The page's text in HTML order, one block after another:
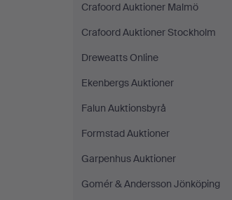
Crafoord Auktioner Malmö
Crafoord Auktioner Stockholm
Dreweatts Online
Ekenbergs Auktioner
Falun Auktionsbyrå
Formstad Auktioner
Garpenhus Auktioner
Gomér & Andersson Jönköping